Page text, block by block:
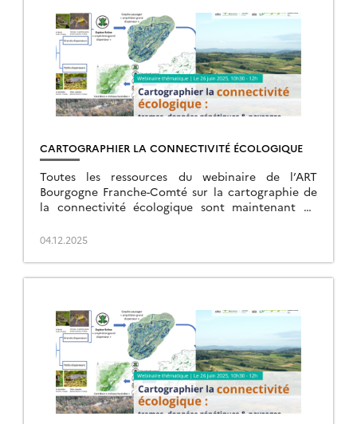
CARTOGRAPHIER LA CONNECTIVITÉ ÉCOLOGIQUE
Toutes les ressources du webinaire de l’ART
Bourgogne Franche-Comté sur la cartographie de
la connectivité écologique sont maintenant en
04.12.2025